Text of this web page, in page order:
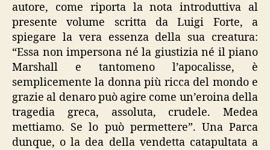
autore, come riporta la nota introduttiva al
presente volume scritta da Luigi Forte, a
spiegare la vera essenza della sua creatura:
“Essa non impersona né la giustizia né il piano
Marshall e tantomeno l’apocalisse, è
semplicemente la donna più ricca del mondo e
grazie al denaro può agire come un’eroina della
tragedia greca, assoluta, crudele. Medea
mettiamo. Se lo può permettere”. Una Parca
dunque, o la dea della vendetta catapultata a